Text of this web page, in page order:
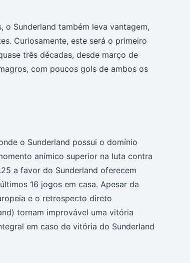
Sunderland também leva vantagem,
Curiosamente, este será o primeiro
três décadas, desde março de
com poucos gols de ambos os
o Sunderland possui o domínio
anímico superior na luta contra
a favor do Sunderland oferecem
16 jogos em casa. Apesar da
e o retrospecto direto
tornam improvável uma vitória
em caso de vitória do Sunderland